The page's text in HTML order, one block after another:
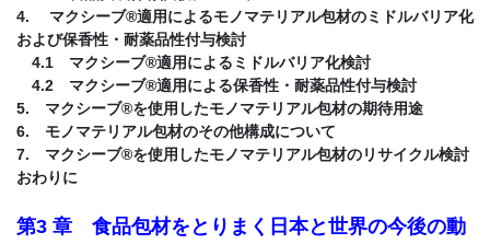
4. マクシーブ®適用によるモノマテリアル包材のミドルバリア化
および保香性・耐薬品性付与検討
4.1 マクシーブ®適用によるミドルバリア化検討
4.2 マクシーブ®適用による保香性・耐薬品性付与検討
5. マクシーブ®を使用したモノマテリアル包材の期待用途
6. モノマテリアル包材のその他構成について
7. マクシーブ®を使用したモノマテリアル包材のリサイクル検討
おわりに
第3 章 食品包材をとりまく日本と世界の今後の動